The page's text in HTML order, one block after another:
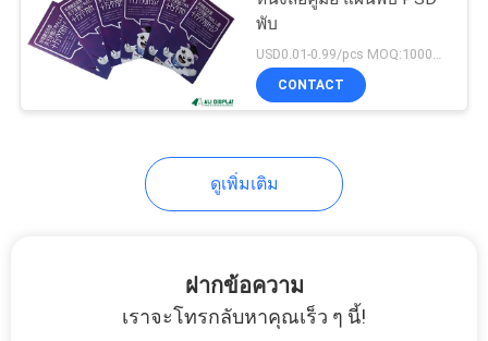
เว็บไซต์
PRIVACY
พับ
CONTACT
ดูเพิ่มเติม
ฝากข้อความ
เราจะโทรกลับหาคุณเร็ว ๆ นี้!